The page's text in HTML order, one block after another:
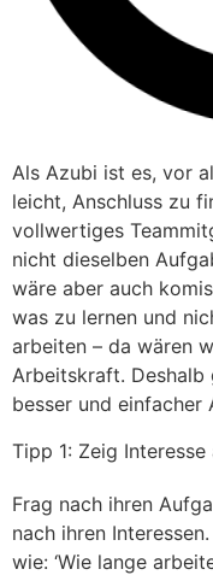
Als Azubi ist es, vor
leicht, Anschluss zu
vollwertiges
nicht dieselben
wäre aber auch
was zu lernen und
arbeiten – da wären
Arbeitskraft.
besser und einfacher
Tipp 1: Zeig
Frag nach ihren
nach ihren
wie: ‘Wie lange